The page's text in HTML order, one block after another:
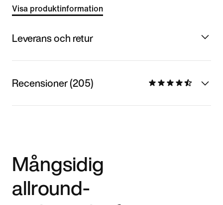
Visa produktinformation
Leverans och retur
Recensioner (205)
Mångsidig
allround-